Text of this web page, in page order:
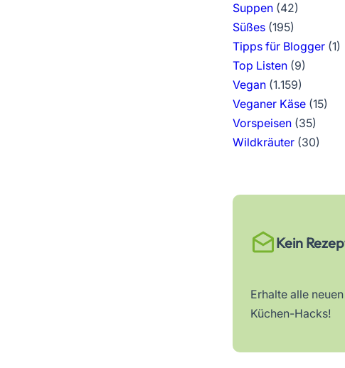
Suppen(42)
Süßes(195)
Tipps für Blogger(1)
Top Listen(9)
Vegan(1.159)
Veganer Käse(15)
Vorspeisen(35)
Wildkräuter(30)
Kein
Erhalte alle
Küchen-Hacks!